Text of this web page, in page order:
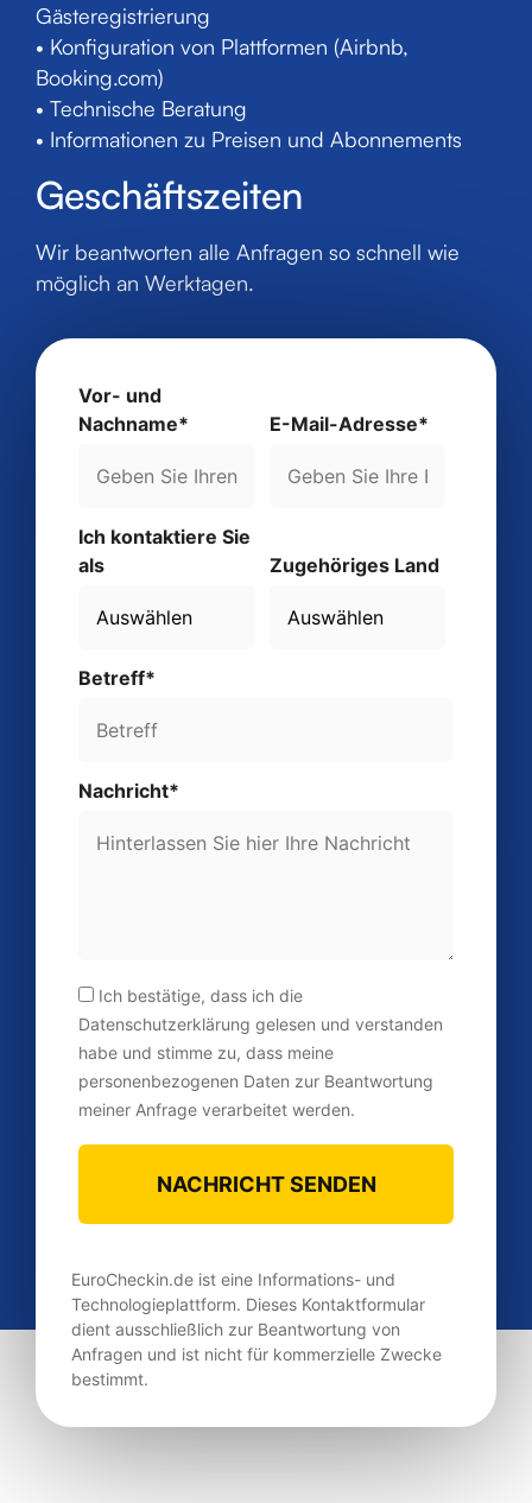
Gästeregistrierung
• Konfiguration von Plattformen (Airbnb,
Booking.com)
• Technische Beratung
• Informationen zu Preisen und Abonnements
Geschäftszeiten
Wir beantworten alle Anfragen so schnell wie
möglich an Werktagen.
Vor- und
Nachname*
E-Mail-Adresse*
Ich kontaktiere Sie
als
Zugehöriges Land
Betreff*
Nachricht*
Ich bestätige, dass ich die
Datenschutzerklärung gelesen und verstanden
habe und stimme zu, dass meine
personenbezogenen Daten zur Beantwortung
meiner Anfrage verarbeitet werden.
EuroCheckin.de ist eine Informations- und
Technologieplattform. Dieses Kontaktformular
dient ausschließlich zur Beantwortung von
Anfragen und ist nicht für kommerzielle Zwecke
bestimmt.